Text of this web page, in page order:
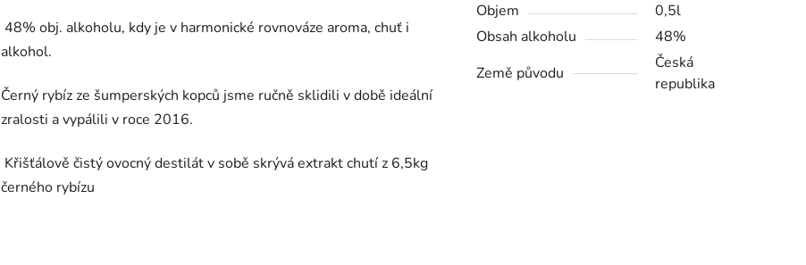
48% obj. alkoholu, kdy je v harmonické rovnováze aroma, chuť i
alkohol.
Černý rybíz ze šumperských kopců jsme ručně sklidili v době ideální
zralosti a vypálili v roce 2016.
Křišťálově čistý ovocný destilát v sobě skrývá extrakt chutí z 6,5kg
černého rybízu
Objem
0,5l
Obsah alkoholu
48%
Země původu
Česká
republika